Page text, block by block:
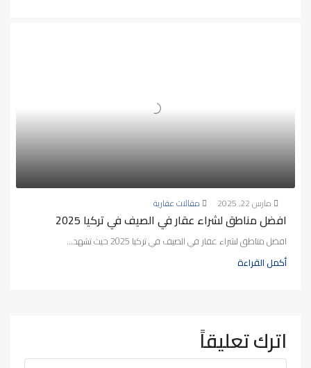
مارس 22, 2025 مقالات عقارية
افضل مناطق لشراء عقار في الصيف في تركيا 2025
افضل مناطق لشراء عقار في الصيف في تركيا 2025 حيث تشهد...
أكمل القراءة
اترك تعليقاً